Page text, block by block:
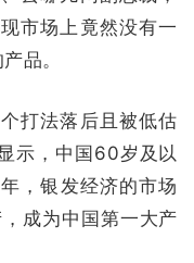
市场上竟然没有一
品。
打法落后且被低估
示，中国60岁及以
，银发经济的市场
成为中国第一大产